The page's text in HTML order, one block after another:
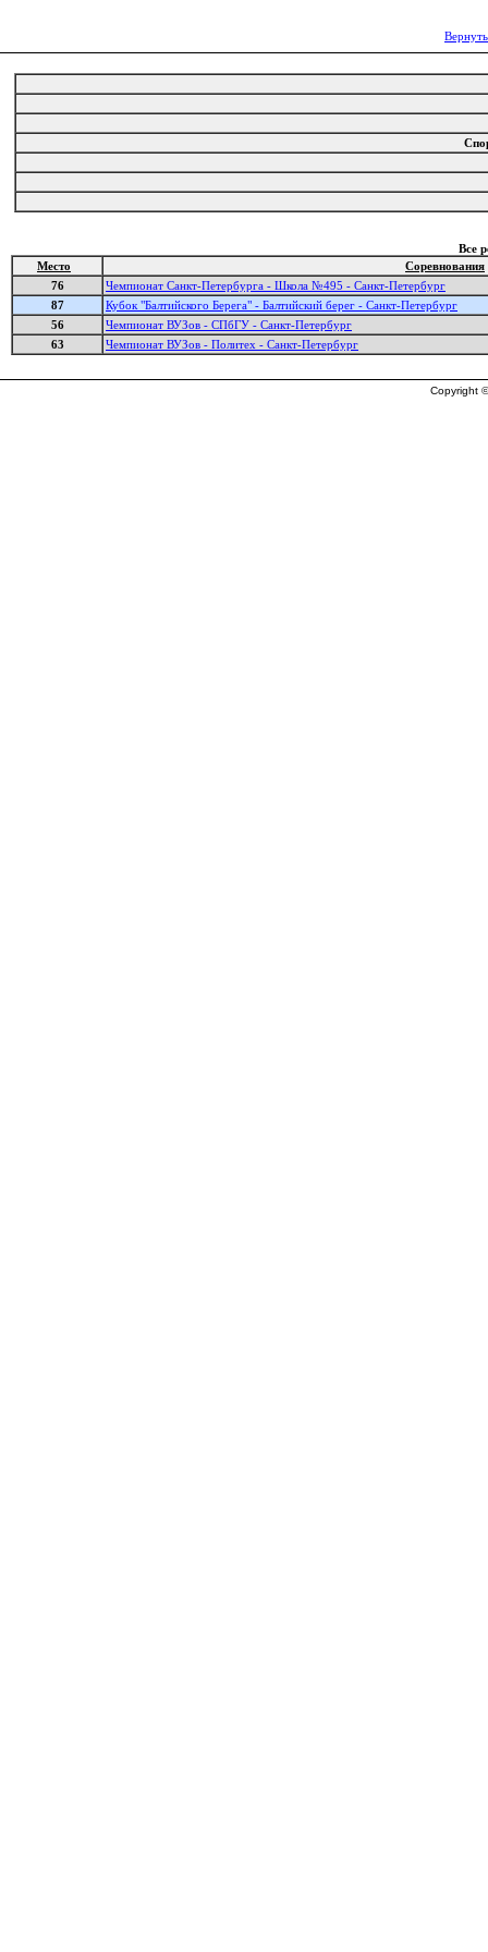
Все
Место
Соревнования
76
Чемпионат Санкт-Петербурга - Школа №495 - Санкт-Петербург
87
Кубок "Балтийского Берега" - Балтийский берег - Санкт-Петербург
56
Чемпионат ВУЗов - СПбГУ - Санкт-Петербург
63
Чемпионат ВУЗов - Политех - Санкт-Петербург
Copyright